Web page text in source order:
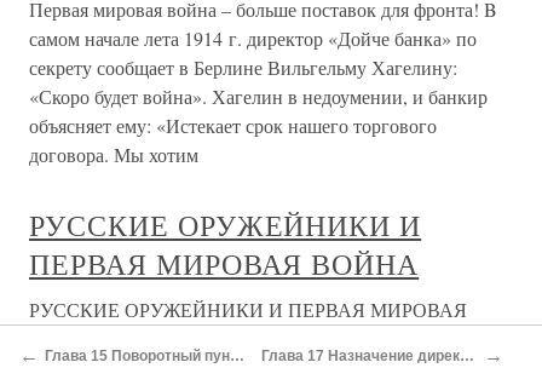
Первая мировая война – больше поставок для фронта! B
самом начале лета 1914 г. директор «Дойче банка» по
секрету сообщает в Берлине Вильгельму Хагелину:
«Скоро будет война». Хагелин в недоумении, и банкир
объясняет ему: «Истекает срок нашего торгового
договора. Мы хотим
РУССКИЕ ОРУЖЕЙНИКИ И
ПЕРВАЯ МИРОВАЯ ВОЙНА
РУССКИЕ ОРУЖЕЙНИКИ И ПЕРВАЯ МИРОВАЯ
русских оружейников упорно работала над созданием
← Глава 15 Поворотный пункт Германии Глава 17 Назначение директором банка →